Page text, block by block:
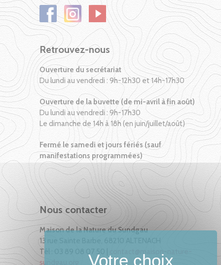
Retrouvez-nous
Ouverture du secrétariat
Du lundi au vendredi : 9h-12h30 et 14h-17h30
Ouverture de la buvette (de mi-avril à fin août)
Du lundi au vendredi : 9h-17h30
Le dimanche de 14h à 18h (en juin/juillet/août)
Fermé le samedi et jours fériés (sauf
manifestations programmées)
Nous contacter
Maison de la Nature du Sundgau
13 rue Sainte Barbe, 68210 ALTENACH
Tél : 03 89 08 07 50 |
sundgau.org